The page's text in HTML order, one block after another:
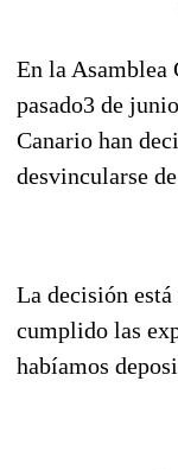
En la Asamblea
pasado3 de
Canario han
desvincularse
La decisión
cumplido las
habíamos